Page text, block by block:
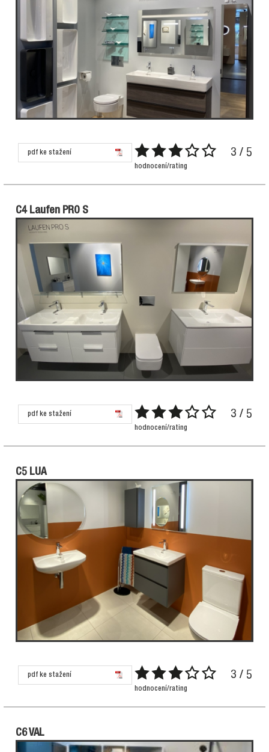
pdf ke stažení 3 / 5
hodnocení/rating
C4 Laufen PRO S
pdf ke stažení 3 / 5
hodnocení/rating
C5 LUA
pdf ke stažení 3 / 5
hodnocení/rating
C6 VAL